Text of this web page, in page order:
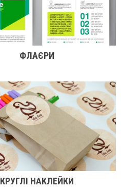
ФЛАЄРИ
КРУГЛІ НАКЛЕЙКИ